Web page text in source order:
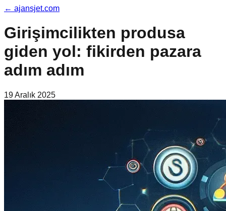
← ajansjet.com
Girişimcilikten produsa
giden yol: fikirden pazara
adım adım
19 Aralık 2025